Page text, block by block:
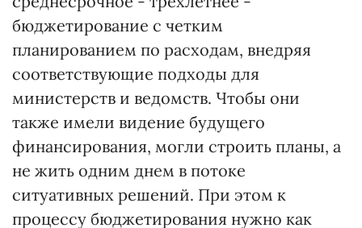
бюджетирование с четким
планированием по расходам, внедряя
соответствующие подходы для
министерств и ведомств. Чтобы они
также имели видение будущего
финансирования, могли строить планы, а
не жить одним днем в потоке
ситуативных решений. При этом к
процессу бюджетирования нужно как